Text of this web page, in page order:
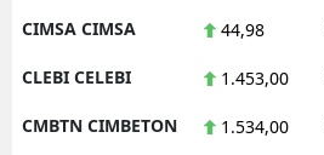
CIMSA CIMSA 44,98
CLEBI CELEBI 1.453,00
CMBTN CIMBETON 1.534,00